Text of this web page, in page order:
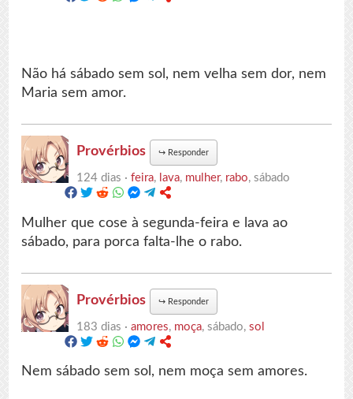
Não há sábado sem sol, nem velha sem dor, nem
Maria sem amor.
Provérbios ↪ Responder
124 dias ·feira, lava, mulher, rabo, sábado
Mulher que cose à segunda-feira e lava ao
sábado, para porca falta-lhe o rabo.
Provérbios ↪ Responder
183 dias ·amores, moça, sábado,sol
Nem sábado sem sol, nem moça sem amores.